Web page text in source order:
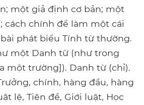
một giả định cơ bản; một
cách chính để làm một cái
phát biểu Tính từ thường.
một Danh từ (như trong
một trường]). Danh từ (chỉ).
chính, hàng đầu, hàng
lệ, Tiên đề, Giới luật, Học